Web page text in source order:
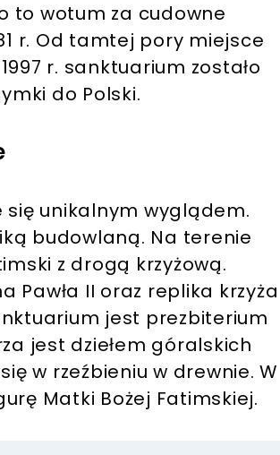
to wotum za cudowne
r. Od tamtej pory miejsce
r. sanktuarium zostało
do Polski.
unikalnym wyglądem.
budowlaną. Na terenie
z drogą krzyżową.
Pawła II oraz replika krzyża
jest prezbiterium
jest dziełem góralskich
w rzeźbieniu w drewnie. W
Matki Bożej Fatimskiej.